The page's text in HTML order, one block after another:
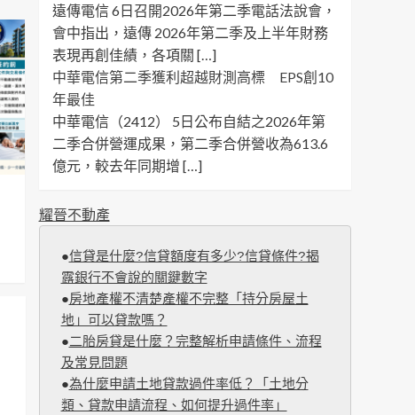
遠傳電信 6日召開2026年第二季電話法說會，
會中指出，遠傳 2026年第二季及上半年財務
表現再創佳績，各項關 […]
中華電信第二季獲利超越財測高標 EPS創10
年最佳
中華電信（2412） 5日公布自結之2026年第
二季合併營運成果，第二季合併營收為613.6
億元，較去年同期增 […]
耀晉不動產
●信貸是什麼?信貸額度有多少?信貸條件?揭
露銀行不會說的關鍵數字
●房地產權不清楚產權不完整「持分房屋土
地」可以貸款嗎？
●二胎房貸是什麼？完整解析申請條件、流程
及常見問題
●為什麼申請土地貸款過件率低？「土地分
類、貸款申請流程、如何提升過件率」